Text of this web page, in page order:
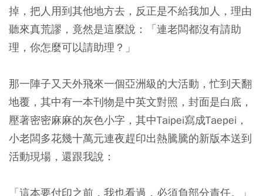
掉，把人用到其他地方去，反正是不給我加人，理由
聽來真荒謬，竟然是這麼說：「連老闆都沒有請助
理，你怎麼可以請助理？」
那一陣子又天外飛來一個亞洲級的大活動，忙到天翻
地覆，其中有一本刊物是中英文對照，封面是白底，
壓著密密麻麻的灰色小字，其中Taipei寫成Taepei，
小老闆多花幾十萬元連夜趕印出熱騰騰的新版本送到
活動現場，還跟我說：
「這本要付印之前，我也看過，必須負部分責任。」